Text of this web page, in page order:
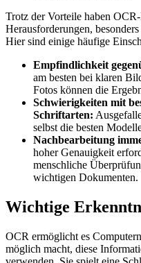
Trotz der Vorteile haben
Herausforderungen,
Hier sind einige häufige
Empfindlichkeit
am besten bei klaren
Fotos können die
Schwierigkeiten mit
Schriftarten:
selbst die besten
Nachbearbeitung
hoher Genauigkeit
menschliche
wichtigen Dokumenten.
Wichtige
OCR ermöglicht es
möglich macht, diese